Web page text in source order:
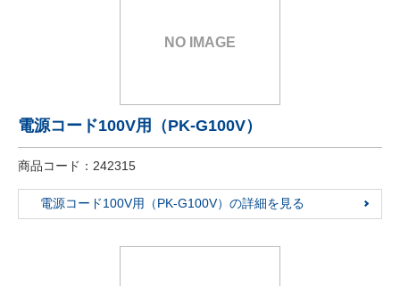
NO IMAGE
電源コード100V用（PK-G100V）
商品コード：242315
電源コード100V用（PK-G100V）の詳細を見る